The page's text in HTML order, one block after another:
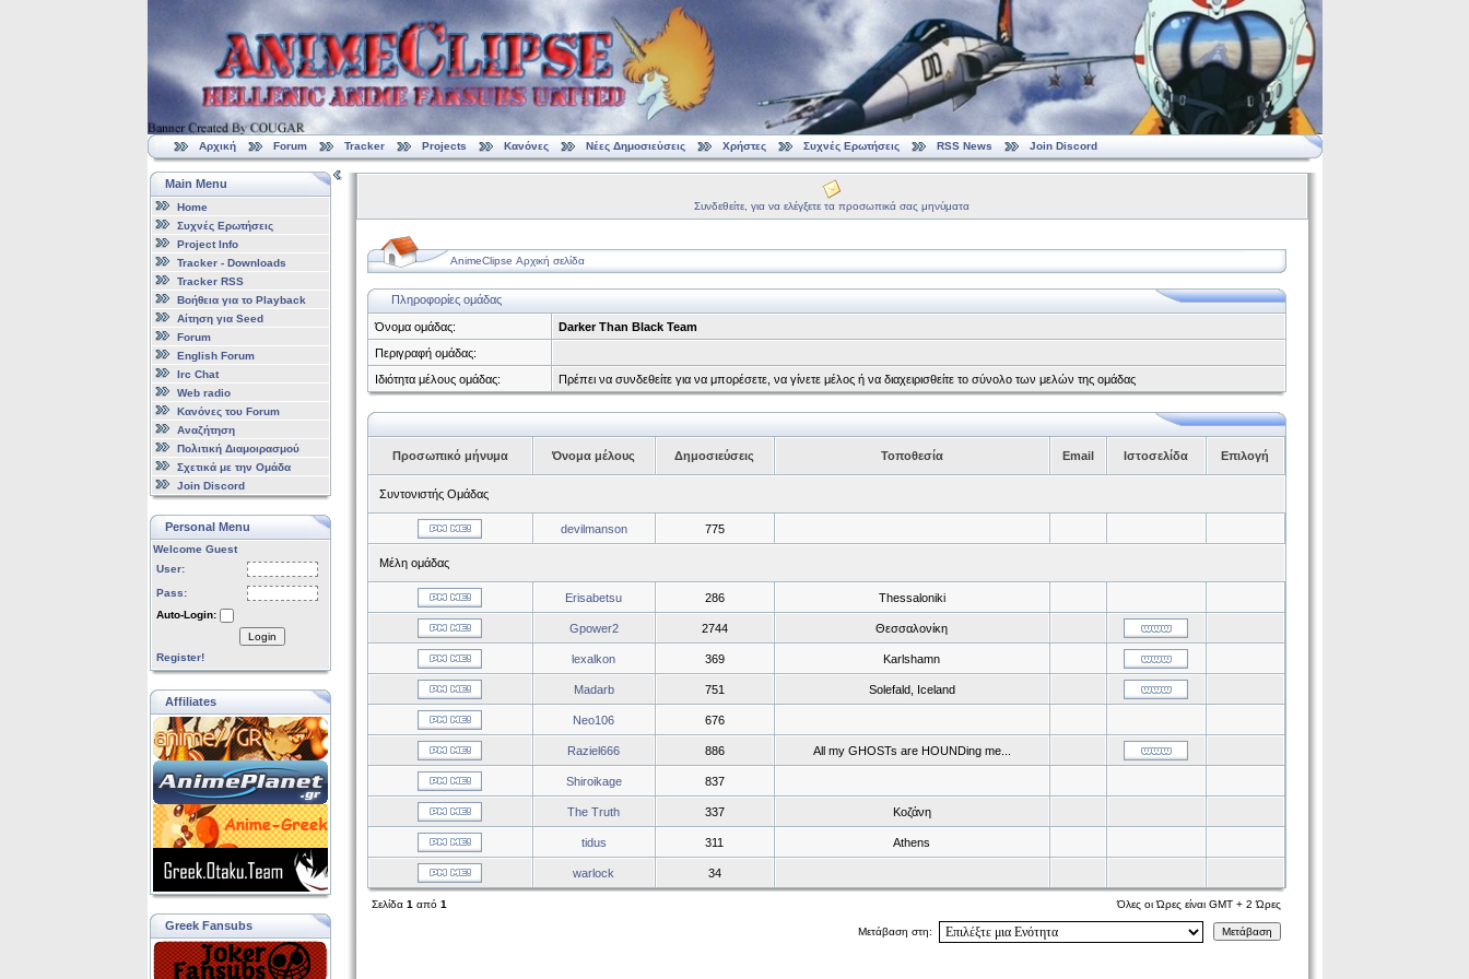
Αρχική Forum Tracker Projects Κανόνες Νέες Δημοσιεύσεις Χρήστες Συχνές Ερωτήσεις RSS News Join Discord
Main Menu
Home
Συχνές Ερωτήσεις
Project Info
Tracker - Downloads
Tracker RSS
Βοήθεια για το Playback
Αίτηση για Seed
Forum
English Forum
Irc Chat
Web radio
Κανόνες του Forum
Αναζήτηση
Πολιτική Διαμοιρασμού
Σχετικά με την Ομάδα
Join Discord
Personal Menu
Welcome Guest
User:
Pass:
Auto-Login:
Login
Register!
Affiliates
Greek Fansubs
Συνδεθείτε, για να ελέγξετε τα προσωπικά σας μηνύματα
AnimeClipse Αρχική σελίδα
Πληροφορίες ομάδας
Όνομα ομάδας:
Darker Than Black Team
Περιγραφή ομάδας:
Ιδιότητα μέλους ομάδας:
Πρέπει να συνδεθείτε για να μπορέσετε, να γίνετε μέλος ή να διαχειρισθείτε το σύνολο των μελών της ομάδας
Προσωπικό μήνυμα Όνομα μέλους Δημοσιεύσεις Τοποθεσία Email Ιστοσελίδα Επιλογή
Συντονιστής Ομάδας
devilmanson 775
Μέλη ομάδας
Erisabetsu 286 Thessaloniki
Gpower2 2744 Θεσσαλονίκη
lexalkon 369 Karlshamn
Madarb 751 Solefald, Iceland
Neo106 676
Raziel666 886 All my GHOSTs are HOUNDing me...
Shiroikage 837
The Truth 337 Κοζάνη
tidus 311 Athens
warlock 34
Σελίδα 1 από 1 Όλες οι Ώρες είναι GMT + 2 Ώρες
Μετάβαση στη: Μετάβαση